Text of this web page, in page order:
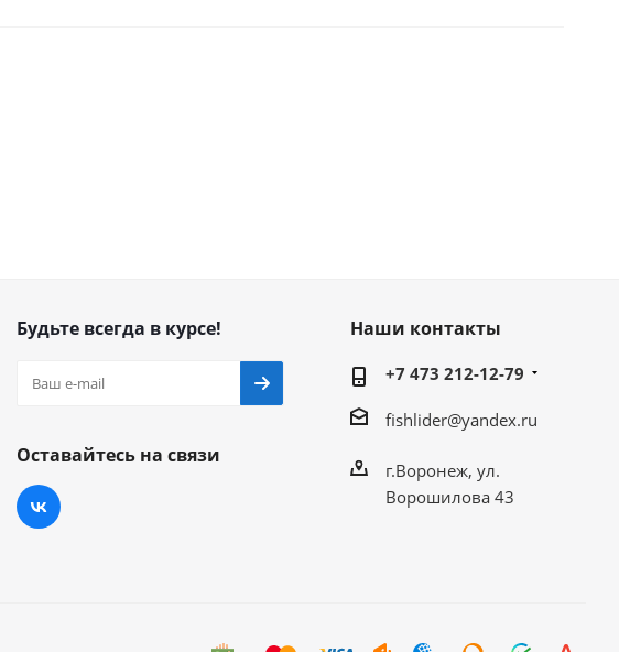
Будьте всегда в курсе!
Оставайтесь на связи
Наши контакты
+7 473 212-12-79
fishlider@yandex.ru
г.Воронеж, ул.
Ворошилова 43